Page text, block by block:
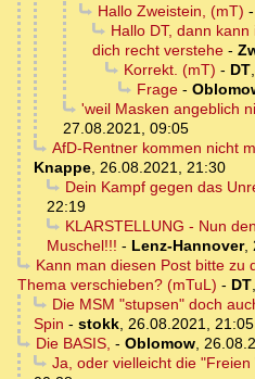
Hallo Zweistein, (mT) -
Hallo DT, dann
dich recht verstehe -
Korrekt. (mT) - DT,
Frage-
'weil Masken angeblich
27.08.2021, 09:05
AfD-Rentner kommen nicht
Knappe, 26.08.2021, 21:30
Dein Kampf gegen das
22:19
KLARSTELLUNG - Nun
Muschel!!! - Lenz-Hannover,
Kann man diesen Post bitte zu
Thema verschieben? (mTuL) - DT,
Die MSM "stupsen" doch
Spin - stokk, 26.08.2021, 21:05
Die BASIS, - Oblomow,
Ja, oder vielleicht die